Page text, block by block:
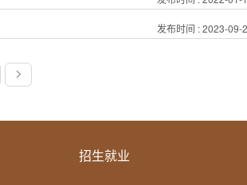
发布时间 : 2023-09-
招生就业